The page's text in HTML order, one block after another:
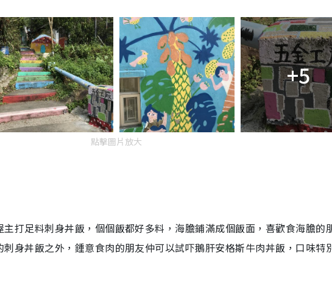
+5
點擊圖片放大
打足料刺身丼飯，個個飯都好多料，海膽鋪滿成個飯面，喜歡食海膽的
身丼飯之外，鍾意食肉的朋友仲可以試吓鵝肝安格斯牛肉丼飯，口味特